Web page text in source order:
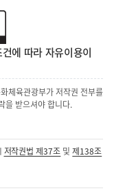
에 따라 자유이용이
체육관광부가 저작권 전부를
을 받으셔야 합니다.
저작권법 제37조 및제138조